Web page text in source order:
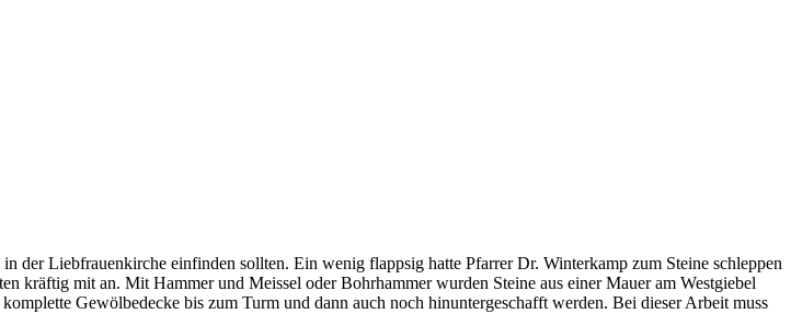
der Liebfrauenkirche einfinden sollten. Ein wenig flappsig hatte Pfarrer Dr. Winterkamp zum Steine schleppen
kräftig mit an. Mit Hammer und Meissel oder Bohrhammer wurden Steine aus einer Mauer am Westgiebel
Gewölbedecke bis zum Turm und dann auch noch hinuntergeschafft werden. Bei dieser Arbeit muss